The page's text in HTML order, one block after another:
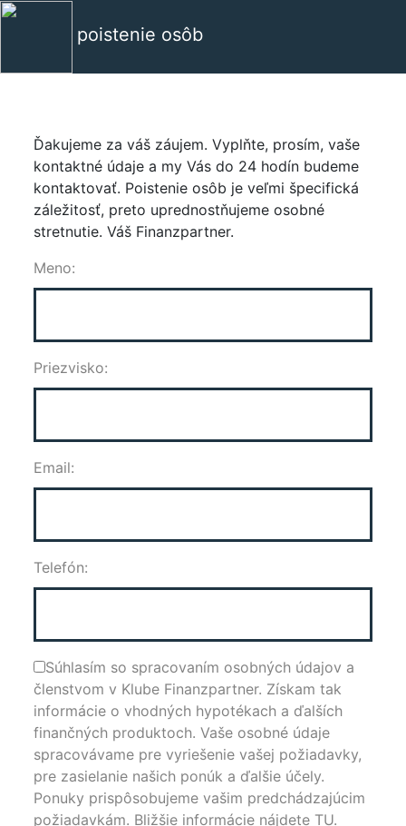
poistenie osôb
Ďakujeme za váš záujem. Vyplňte, prosím, vaše
kontaktné údaje a my Vás do 24 hodín budeme
kontaktovať. Poistenie osôb je veľmi špecifická
záležitosť, preto uprednostňujeme osobné
stretnutie. Váš Finanzpartner.
Meno:
Priezvisko:
Email:
Telefón:
Súhlasím so spracovaním osobných údajov a
členstvom v Klube Finanzpartner. Získam tak
informácie o vhodných hypotékach a ďalších
finančných produktoch. Vaše osobné údaje
spracovávame pre vyriešenie vašej požiadavky,
pre zasielanie našich ponúk a ďalšie účely.
Ponuky prispôsobujeme vašim predchádzajúcim
požiadavkám. Bližšie informácie nájdete TU.